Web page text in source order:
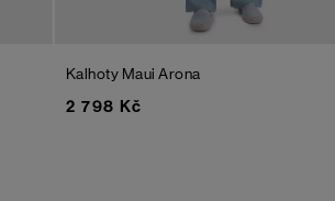
Kalhoty MauiArona
2 798 Kč